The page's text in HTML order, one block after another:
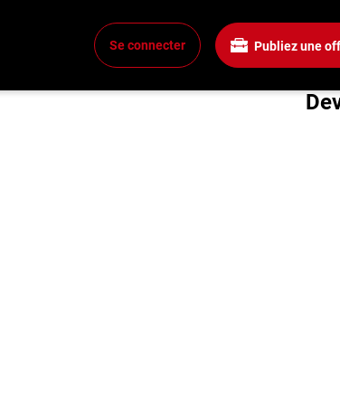
Se connecter Publiez une
Recherchez